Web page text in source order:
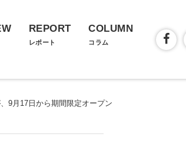
REPORT
レポート
COLUMN
コラム
9月17日から期間限定オープン